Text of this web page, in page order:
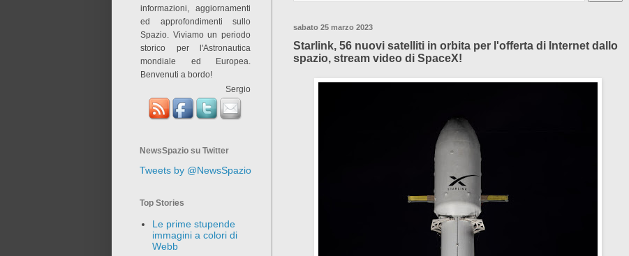
sabato 25 marzo 2023
Starlink, 56 nuovi satelliti in orbita per l'offerta di Internet dallo
spazio, stream video di SpaceX!
informazioni, aggiornamenti
ed approfondimenti sullo
Spazio. Viviamo un periodo
storico per l'Astronautica
mondiale ed Europea.
Benvenuti a bordo!
Sergio
NewsSpazio su Twitter
Tweets by @NewsSpazio
Top Stories
Le prime stupende
immagini a colori di
Webb